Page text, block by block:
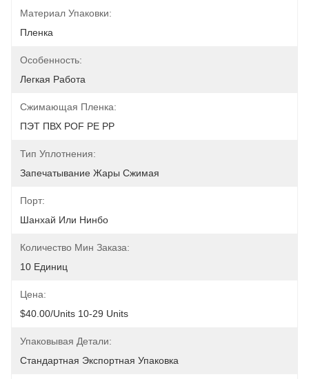
Материал Упаковки:
Пленка
Особенность:
Легкая Работа
Сжимающая Пленка:
ПЭТ ПВХ POF PE PP
Тип Уплотнения:
Запечатывание Жары Сжимая
Порт:
Шанхай Или Нинбо
Количество Мин Заказа:
10 Единиц
Цена:
$40.00/units 10-29 Units
Упаковывая Детали:
Стандартная Экспортная Упаковка